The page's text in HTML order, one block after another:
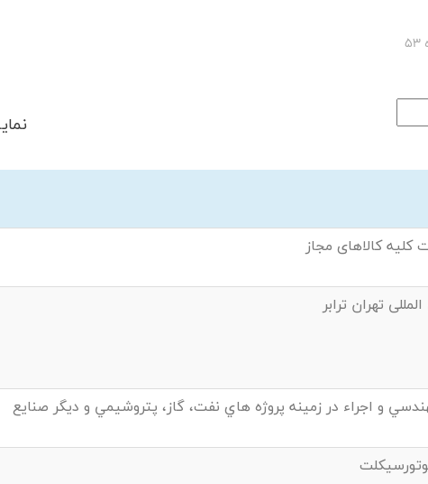
کلیه کالاهای مجاز
تهران ترابر
و اجراء در زمينه پروژه هاي نفت، گاز، پتروشيمي و ديگر صنايع